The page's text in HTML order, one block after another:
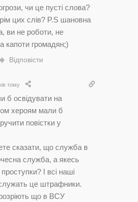
чи це пусті слова?
цих слів? P.S шановна
ви не роботи, не
капоти громадян;)
Відповісти
тому
б освідувати на
хероям мали б
повістки у
сказати, що служба в
служба, а якесь
І всі наші
служать це штрафники.
що в ВСУ